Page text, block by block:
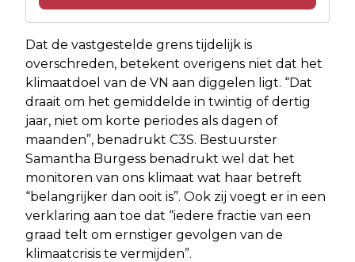
Dat de vastgestelde grens tijdelijk is
overschreden, betekent overigens niet dat het
klimaatdoel van de VN aan diggelen ligt. “Dat
draait om het gemiddelde in twintig of dertig
jaar, niet om korte periodes als dagen of
maanden”, benadrukt C3S. Bestuurster
Samantha Burgess benadrukt wel dat het
monitoren van ons klimaat wat haar betreft
“belangrijker dan ooit is”. Ook zij voegt er in een
verklaring aan toe dat “iedere fractie van een
graad telt om ernstiger gevolgen van de
klimaatcrisis te vermijden”.